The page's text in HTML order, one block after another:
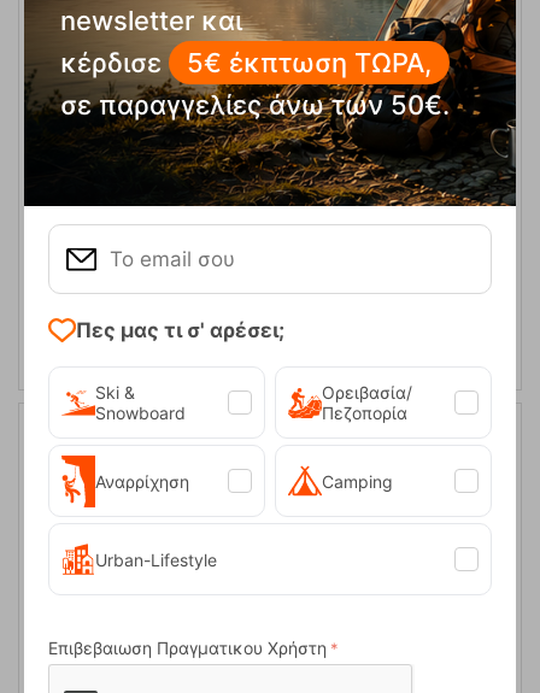
F56 Adventure Cork Ζεύγος Μπατόν Πεζοπορίας Fizan
FRE-13092
73,00 €
62,00 €
newsletter και
κέρδισε
5€ έκπτωση ΤΩΡΑ,
σε παραγγελίες άνω των 50€.
Πες μας τι σ' αρέσει;
Ski &
Snowboard
Ορειβασία/
Πεζοπορία
Αναρρίχηση Camping
Urban-Lifestyle
Επιβεβαιωση Πραγματικου Χρήστη